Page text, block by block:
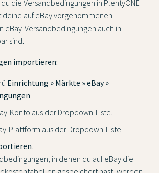
die Versandbedingungen in PlentyONE
auf eBay vorgenommenen
eBay-Versandbedingungen auch in
sind.
importieren:
Einrichtung » Märkte » eBay »
.
Konto aus der Dropdown-Liste.
Plattform aus der Dropdown-Liste.
.
in denen du auf eBay die